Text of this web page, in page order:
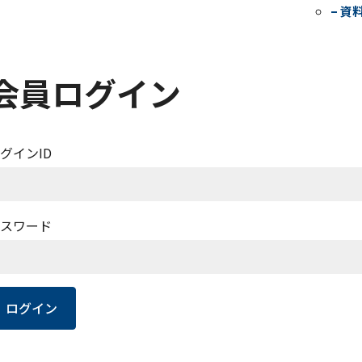
– 資
員ログイン
インID
ワード
ログイン